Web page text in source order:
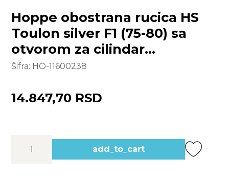
Hoppe obostrana rucica HS
Toulon silver F1 (75-80) sa
otvorom za cilindar
(garnitura)
Šifra: HO-11600238
14.847,70 RSD
add_to_cart